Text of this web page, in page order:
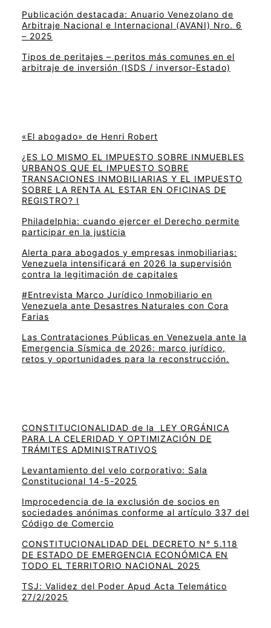
Publicación destacada: Anuario Venezolano de
Arbitraje Nacional e Internacional (AVANI) Nro. 6
– 2025
Tipos de peritajes – peritos más comunes en el
arbitraje de inversión (ISDS / inversor-Estado)
«El abogado» de Henri Robert
¿ES LO MISMO EL IMPUESTO SOBRE INMUEBLES
URBANOS QUE EL IMPUESTO SOBRE
TRANSACIONES INMOBILIARIAS Y EL IMPUESTO
SOBRE LA RENTA AL ESTAR EN OFICINAS DE
REGISTRO? I
Philadelphia: cuando ejercer el Derecho permite
participar en la justicia
Alerta para abogados y empresas inmobiliarias:
Venezuela intensificará en 2026 la supervisión
contra la legitimación de capitales
#Entrevista Marco Jurídico Inmobiliario en
Venezuela ante Desastres Naturales con Cora
Farias
Las Contrataciones Públicas en Venezuela ante la
Emergencia Sísmica de 2026: marco jurídico,
retos y oportunidades para la reconstrucción.
CONSTITUCIONALIDAD de la LEY ORGÁNICA
PARA LA CELERIDAD Y OPTIMIZACIÓN DE
TRÁMITES ADMINISTRATIVOS
Levantamiento del velo corporativo: Sala
Constitucional 14-5-2025
Improcedencia de la exclusión de socios en
sociedades anónimas conforme al artículo 337 del
Código de Comercio
CONSTITUCIONALIDAD DEL DECRETO N° 5.118
DE ESTADO DE EMERGENCIA ECONÓMICA EN
TODO EL TERRITORIO NACIONAL 2025
TSJ: Validez del Poder Apud Acta Telemático
27/2/2025